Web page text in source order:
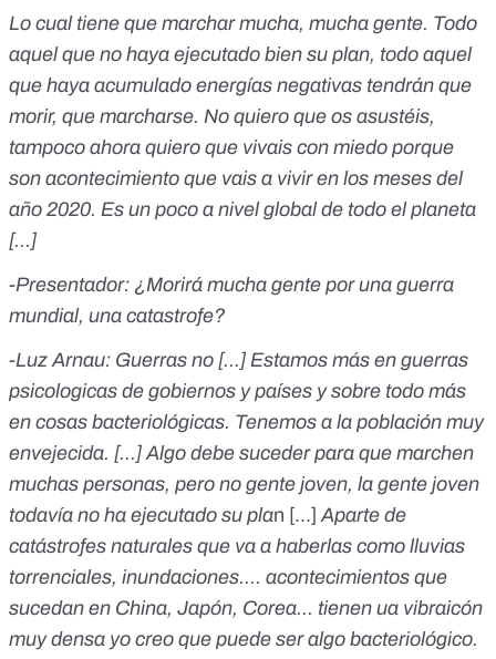
Lo cual tiene que marchar mucha, mucha gente. Todo
aquel que no haya ejecutado bien su plan, todo aquel
que haya acumulado energías negativas tendrán que
morir, que marcharse. No quiero que os asustéis,
tampoco ahora quiero que vivais con miedo porque
son acontecimiento que vais a vivir en los meses del
año 2020. Es un poco a nivel global de todo el planeta
[...]
-Presentador: ¿Morirá mucha gente por una guerra
mundial, una catastrofe?
-Luz Arnau: Guerras no [...] Estamos más en guerras
psicologicas de gobiernos y países y sobre todo más
en cosas bacteriológicas. Tenemos a la población muy
envejecida. [...] Algo debe suceder para que marchen
muchas personas, pero no gente joven, la gente joven
todavía no ha ejecutado su plan [...]Aparte de
catástrofes naturales que va a haberlas como lluvias
torrenciales, inundaciones.... acontecimientos que
sucedan en China, Japón, Corea... tienen ua vibraicón
muy densa yo creo que puede ser algo bacteriológico.